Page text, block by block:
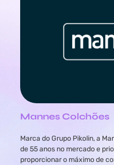
Mannes Colchões
Marca do Grupo Pikolin, a
de 55 anos no mercado e
proporcionar o máximo de